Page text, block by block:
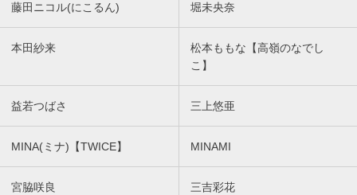
藤田ニコル(にこるん) 堀未央奈
本田紗来
松本ももな【高嶺のなでし
こ】
益若つばさ 三上悠亜
MINA(ミナ)【TWICE】 MINAMI
宮脇咲良 三吉彩花